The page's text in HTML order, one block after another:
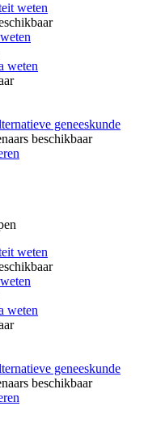
weten
weten
geneeskunde
beschikbaar
weten
weten
geneeskunde
beschikbaar